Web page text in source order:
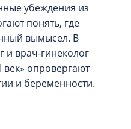
убеждения из
понять, где
вымысел. В
и врач-гинеколог
век» опровергают
и беременности.